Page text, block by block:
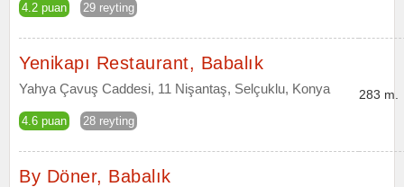
4.2 puan 29 reyting
Yenikapı Restaurant, Babalık
Yahya Çavuş Caddesi, 11 Nişantaş, Selçuklu, Konya
4.6 puan 28 reyting
283 m.
By Döner, Babalık